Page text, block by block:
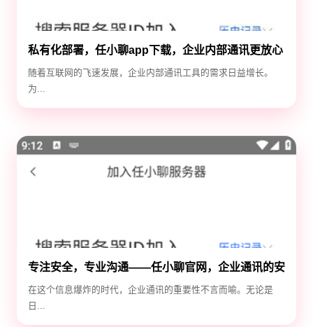
私有化部署，任小聊app下载，企业内部通讯更放心
随着互联网的飞速发展，企业内部通讯工具的需求日益增长。
为...
专注安全，专业沟通——任小聊官网，企业通讯的安
全守护神
在这个信息爆炸的时代，企业通讯的重要性不言而喻。无论是
日...